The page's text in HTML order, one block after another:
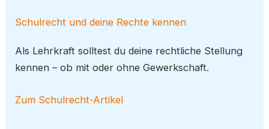
Schulrecht und deine Rechte kennen
Als Lehrkraft solltest du deine rechtliche Stellung
kennen – ob mit oder ohne Gewerkschaft.
Zum Schulrecht-Artikel